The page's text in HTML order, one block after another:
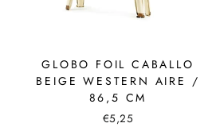
GLOBO FOIL CABALLO
BEIGE WESTERN AIRE /
86,5 CM
€5,25